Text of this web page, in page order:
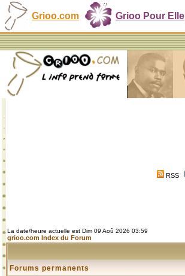
Grioo.com Grioo Pour Elle
RSS
La date/heure actuelle est Dim 09 Aoû 2026 03:59
grioo.com Index du Forum
Forums permanents